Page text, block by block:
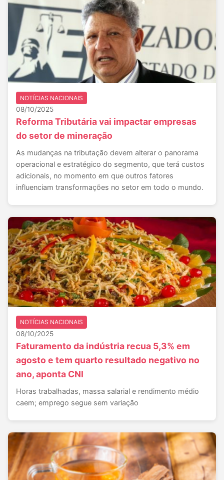
NOTÍCIAS NACIONAIS
08/10/2025
Reforma Tributária vai impactar empresas
do setor de mineração
As mudanças na tributação devem alterar o panorama
operacional e estratégico do segmento, que terá custos
adicionais, no momento em que outros fatores
influenciam transformações no setor em todo o mundo.
NOTÍCIAS NACIONAIS
08/10/2025
Faturamento da indústria recua 5,3% em
agosto e tem quarto resultado negativo no
ano, aponta CNI
Horas trabalhadas, massa salarial e rendimento médio
caem; emprego segue sem variação